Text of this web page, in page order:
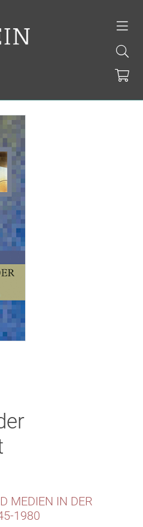
MEDIEN IN DER
1980